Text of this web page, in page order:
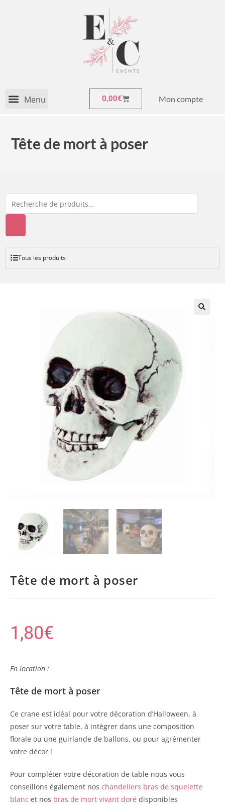
0,00€ Mon compte
Tête de mort à poser
Tous les produits
Tête de mort à poser
1,80€
En location :
Tête de mort à poser
Ce crane est idéal pour votre décoration d’Halloween, à
poser sur votre table, à intégrer dans une composition
florale ou une guirlande de ballons, ou pour agrémenter
votre décor !
Pour compléter votre décoration de table nous vous
conseillons également nos chandeliers bras de squelette
blanc et nos bras de mort vivant doré disponibles